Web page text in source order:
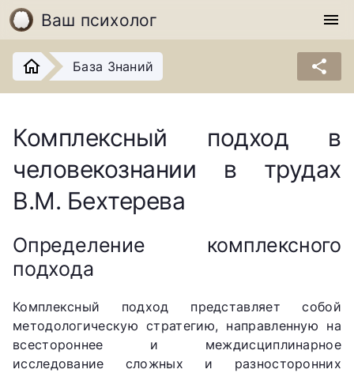
Ваш психолог menu
База Знаний share
Комплексный подход в
человекознании в трудах
В.М. Бехтерева
Определение комплексного
подхода
Комплексный подход представляет собой
методологическую стратегию, направленную на
всестороннее и междисциплинарное
исследование сложных и разносторонних